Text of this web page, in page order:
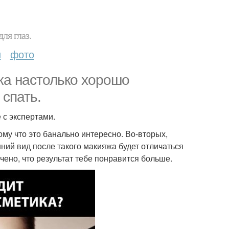
глаз.
фото
настолько хорошо
экспертами.
что это банально интересно. Во-вторых,
вид после такого макияжа будет отличаться
что результат тебе понравится больше.